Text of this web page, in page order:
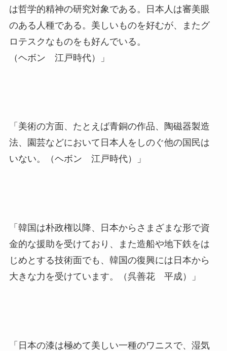
は哲学的精神の研究対象である。日本人は審美眼
のある人種である。美しいものを好むが、またグ
ロテスクなものをも好んでいる。
（ヘボン 江戸時代）」
「美術の方面、たとえば青銅の作品、陶磁器製造
法、園芸などにおいて日本人をしのぐ他の国民は
いない。（ヘボン 江戸時代）」
「韓国は朴政権以降、日本からさまざまな形で資
金的な援助を受けており、また造船や地下鉄をは
じめとする技術面でも、韓国の復興には日本から
大きな力を受けています。（呉善花 平成）」
「日本の漆は極めて美しい一種のワニスで、湿気